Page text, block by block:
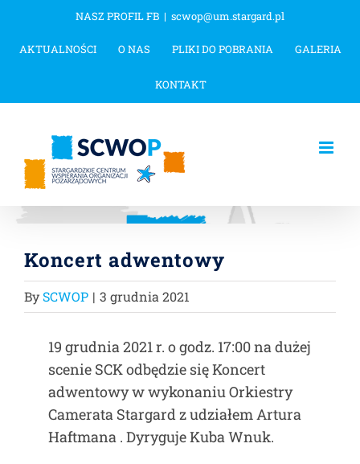
zawartości
NASZ PROFIL FB | scwop@um.stargard.pl
AKTUALNOŚCI O NAS PLIKI DO POBRANIA GALERIA
KONTAKT
Koncert adwentowy
BySCWOP | 3 grudnia 2021
19 grudnia 2021 r. o godz. 17:00 na dużej
scenie SCK odbędzie się Koncert
adwentowy w wykonaniu Orkiestry
Camerata Stargard z udziałem Artura
Haftmana . Dyryguje Kuba Wnuk.